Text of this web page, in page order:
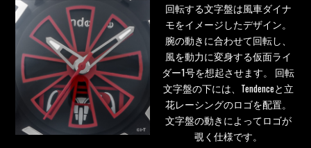
回転する文字盤は風車ダイナ
モをイメージしたデザイン。
腕の動きに合わせて回転し、
風を動力に変身する仮面ライ
ダー1号を想起させます。 回転
文字盤の下には、Tendenceと立
花レーシングのロゴを配置。
文字盤の動きによってロゴが
覗く仕様です。